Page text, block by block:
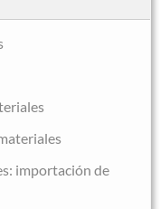
importación de